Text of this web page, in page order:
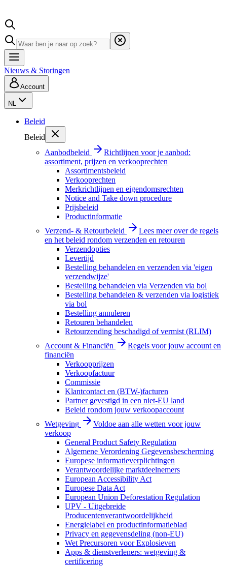
Nieuws & Storingen
Account
NL
Beleid
Beleid
Aanbodbeleid
Richtlijnen voor je aanbod:
assortiment, prijzen en verkooprechten
Assortimentsbeleid
Verkooprechten
Merkrichtlijnen en eigendomsrechten
Notice and Take down procedure
Prijsbeleid
Productinformatie
Verzend- & Retourbeleid
Lees meer over de regels
en het beleid rondom verzenden en retouren
Verzendopties
Levertijd
Bestelling behandelen en verzenden via 'eigen
verzendwijze'
Bestelling behandelen via Verzenden via bol
Bestelling behandelen & verzenden via logistiek
via bol
Bestelling annuleren
Retouren behandelen
Retourzending beschadigd of vermist (RLIM)
Account & Financiën
Regels voor jouw account en
financiën
Verkoopprijzen
Verkoopfactuur
Commissie
Klantcontact en (BTW-)facturen
Partner gevestigd in een niet-EU land
Beleid rondom jouw verkoopaccount
Wetgeving
Voldoe aan alle wetten voor jouw
verkoop
General Product Safety Regulation
Algemene Verordening Gegevensbescherming
Europese informatieverplichtingen
Verantwoordelijke marktdeelnemers
European Accessibility Act
Europese Data Act
European Union Deforestation Regulation
UPV - Uitgebreide
Producentenverantwoordelijkheid
Energielabel en productinformatieblad
Privacy en gegevensdeling (non-EU)
Wet Precursoren voor Explosieven
Apps & dienstverleners: wetgeving &
certificering